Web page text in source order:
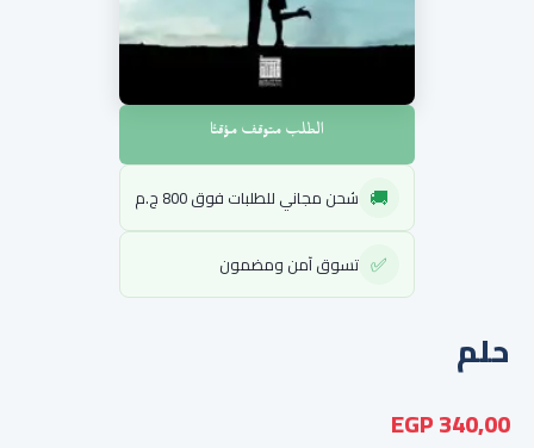
الطلب متوقف مؤقتًا
🚚 شحن مجاني للطلبات فوق 800 ج.م
✅ تسوق آمن ومضمون
حلم
340,00 EGP